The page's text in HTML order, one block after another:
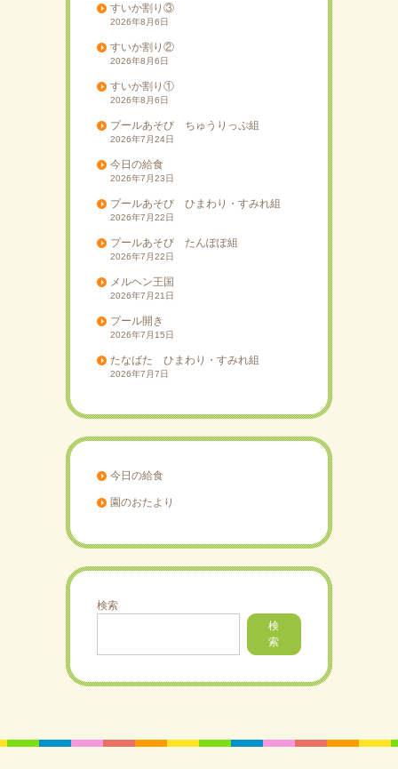
すいか割り③
2026年8月6日
すいか割り②
2026年8月6日
すいか割り①
2026年8月6日
プールあそび ちゅうりっぷ組
2026年7月24日
今日の給食
2026年7月23日
プールあそび ひまわり・すみれ組
2026年7月22日
プールあそび たんぽぽ組
2026年7月22日
メルヘン王国
2026年7月21日
プール開き
2026年7月15日
たなばた ひまわり・すみれ組
2026年7月7日
今日の給食
園のおたより
検索
検
索